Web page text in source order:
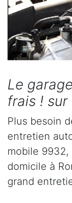
Le
frais ! sur
Plus besoin
entretien
mobile
domicile à
grand